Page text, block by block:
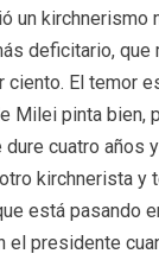
un kirchnerismo
deficitario, que
ciento. El temor
Milei pinta bien,
cuatro años
kirchnerista y
está pasando
el presidente